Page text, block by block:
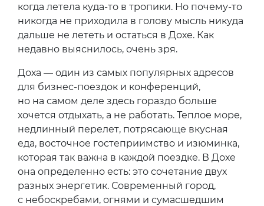
когда летела куда-то в тропики. Но почему-то
никогда не приходила в голову мысль никуда
дальше не лететь и остаться в Дохе. Как
недавно выяснилось, очень зря.
Доха — один из самых популярных адресов
для бизнес-поездок и конференций,
но на самом деле здесь гораздо больше
хочется отдыхать, а не работать. Теплое море,
недлинный перелет, потрясающе вкусная
еда, восточное гостеприимство и изюминка,
которая так важна в каждой поездке. В Дохе
она определенно есть: это сочетание двух
разных энергетик. Современный город,
с небоскребами, огнями и сумасшедшим